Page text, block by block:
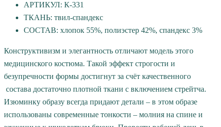
АРТИКУЛ: К-331
ТКАНЬ: твил-спандекс
СОСТАВ: хлопок 55%, полиэстер 42%, спандекс 3%
Конструктивизм и элегантность отличают модель этого
медицинского костюма. Такой эффект строгости и
безупречности формы достигнут за счёт качественного
состава достаточно плотной ткани с включением стрейтча.
Изюминку образу всегда придают детали – в этом образе
использованы современные тонкости – молния на спине и